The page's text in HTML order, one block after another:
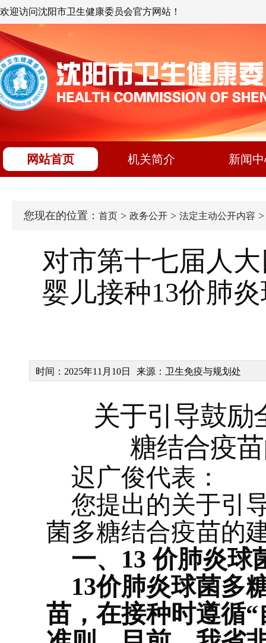
欢迎访问沈阳市卫生健康委员会官方网站！
网站首页 机关简介 新闻
您现在的位置： 首页 > 政务公开 > 法定主动公开内容
对市第十七届人
婴儿接种13价肺
时间：2025年11月10日 来源：卫生免疫与规划处
关于引导鼓励
糖结合疫
迟广俊代表：
您提出的关于引
菌多糖结合疫苗的
一、 13 价肺炎球
13价肺炎球菌多
苗，在接种时遵循